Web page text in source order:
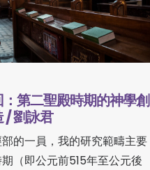
第二聖殿時期的神學創
/ 劉詠君
的一員，我的研究範疇主要
（即公元前515年至公元後